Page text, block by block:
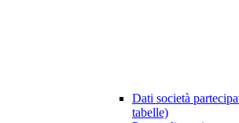
Dati società
tabelle)